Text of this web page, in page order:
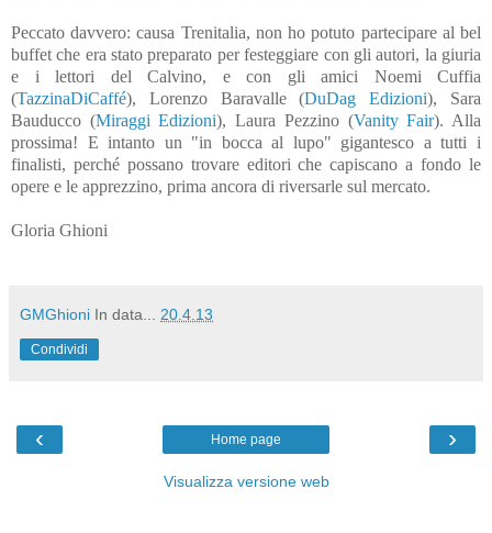
Peccato davvero: causa Trenitalia, non ho potuto partecipare al bel
buffet che era stato preparato per festeggiare con gli autori, la giuria
e i lettori del Calvino, e con gli amici Noemi Cuffia
(TazzinaDiCaffé), Lorenzo Baravalle (DuDag Edizioni), Sara
Bauducco (Miraggi Edizioni), Laura Pezzino (Vanity Fair). Alla
prossima! E intanto un "in bocca al lupo" gigantesco a tutti i
finalisti, perché possano trovare editori che capiscano a fondo le
opere e le apprezzino, prima ancora di riversarle sul mercato.
Gloria Ghioni
GMGhioni In data... 20.4.13
Condividi
‹ ›
Home page
Visualizza versione web